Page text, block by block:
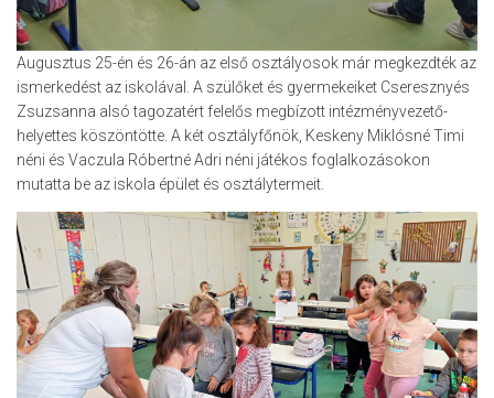
Augusztus 25-én és 26-án az első osztályosok már megkezdték az
ismerkedést az iskolával. A szülőket és gyermekeiket Cseresznyés
Zsuzsanna alsó tagozatért felelős megbízott intézményvezető-
helyettes köszöntötte. A két osztályfőnök, Keskeny Miklósné Timi
néni és Vaczula Róbertné Adri néni játékos foglalkozásokon
mutatta be az iskola épület és osztálytermeit.